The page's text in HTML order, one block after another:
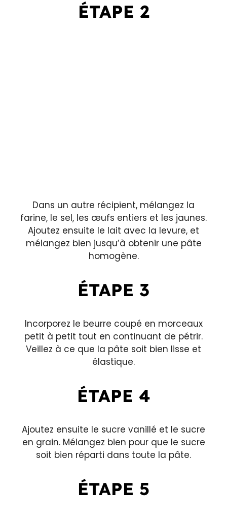
ÉTAPE 2
Dans un autre récipient, mélangez la
farine, le sel, les œufs entiers et les jaunes.
Ajoutez ensuite le lait avec la levure, et
mélangez bien jusqu’à obtenir une pâte
homogène.
ÉTAPE 3
Incorporez le beurre coupé en morceaux
petit à petit tout en continuant de pétrir.
Veillez à ce que la pâte soit bien lisse et
élastique.
ÉTAPE 4
Ajoutez ensuite le sucre vanillé et le sucre
en grain. Mélangez bien pour que le sucre
soit bien réparti dans toute la pâte.
ÉTAPE 5